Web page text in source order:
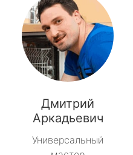
Дмитрий
Аркадьевич
Универсальный